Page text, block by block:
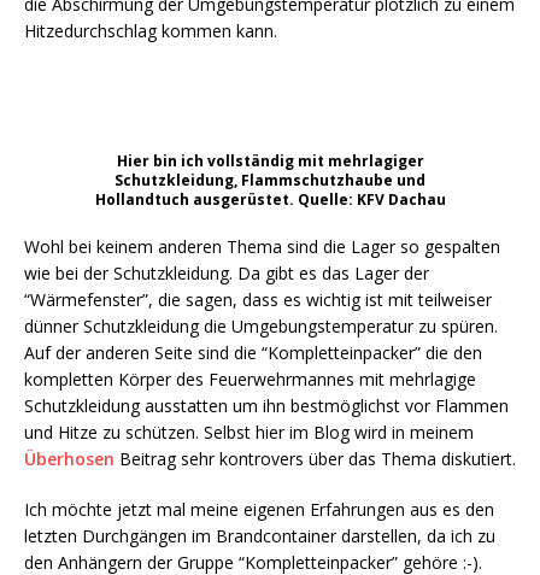
Hitzedurchschlag kommen kann.
Hier bin ich vollständig mit mehrlagiger
Schutzkleidung, Flammschutzhaube und
Hollandtuch ausgerüstet. Quelle: KFV Dachau
Wohl bei keinem anderen Thema sind die Lager so gespalten
wie bei der Schutzkleidung. Da gibt es das Lager der
“Wärmefenster”, die sagen, dass es wichtig ist mit teilweiser
dünner Schutzkleidung die Umgebungstemperatur zu spüren.
Auf der anderen Seite sind die “Kompletteinpacker” die den
kompletten Körper des Feuerwehrmannes mit mehrlagige
Schutzkleidung ausstatten um ihn bestmöglichst vor Flammen
und Hitze zu schützen. Selbst hier im Blog wird in meinem
Überhosen Beitrag sehr kontrovers über das Thema diskutiert.
Ich möchte jetzt mal meine eigenen Erfahrungen aus es den
letzten Durchgängen im Brandcontainer darstellen, da ich zu
den Anhängern der Gruppe “Kompletteinpacker” gehöre :-).